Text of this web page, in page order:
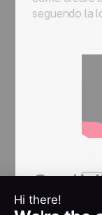
seguendo la
Cos'è